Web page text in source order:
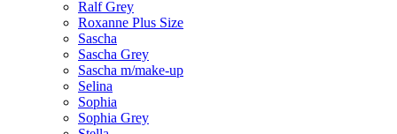
Ralf Grey
Roxanne Plus Size
Sascha
Sascha Grey
Sascha m/make-up
Selina
Sophia
Sophia Grey